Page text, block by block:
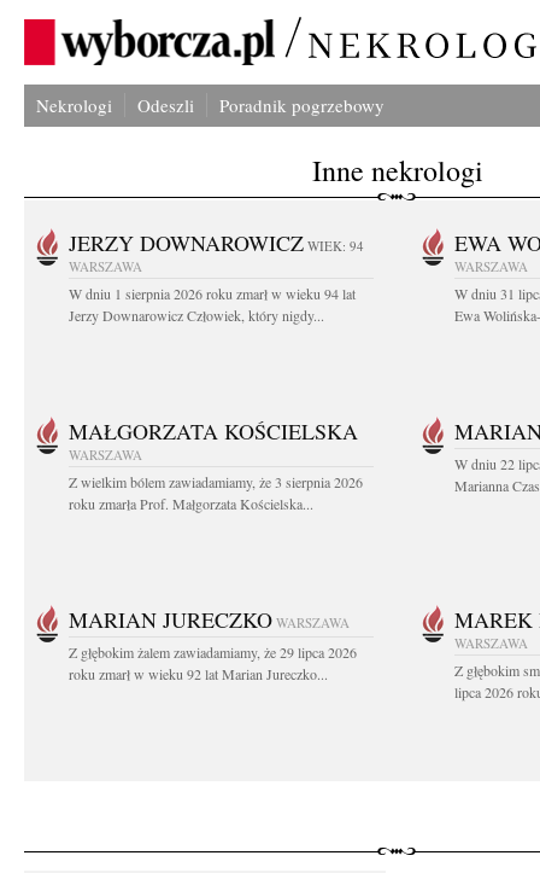
Nekrologi Odeszli Poradnik pogrzebowy
Inne nekrologi
JERZY DOWNAROWICZ WIEK: 94
WARSZAWA
W dniu 1 sierpnia 2026 roku zmarł w wieku 94 lat
Jerzy Downarowicz Człowiek, który nigdy...
EWA
WARSZAWA
W dniu 31
Ewa
MAŁGORZATA KOŚCIELSKA
WARSZAWA
Z wielkim bólem zawiadamiamy, że 3 sierpnia 2026
roku zmarła Prof. Małgorzata Kościelska...
W dniu 22
Marianna
MARIAN JURECZKO WARSZAWA
Z głębokim żalem zawiadamiamy, że 29 lipca 2026
roku zmarł w wieku 92 lat Marian Jureczko...
MAREK
WARSZAWA
Z głębokim
lipca 2026